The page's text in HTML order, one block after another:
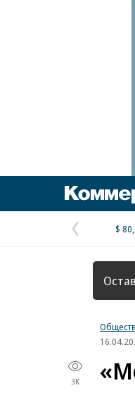
$
3K